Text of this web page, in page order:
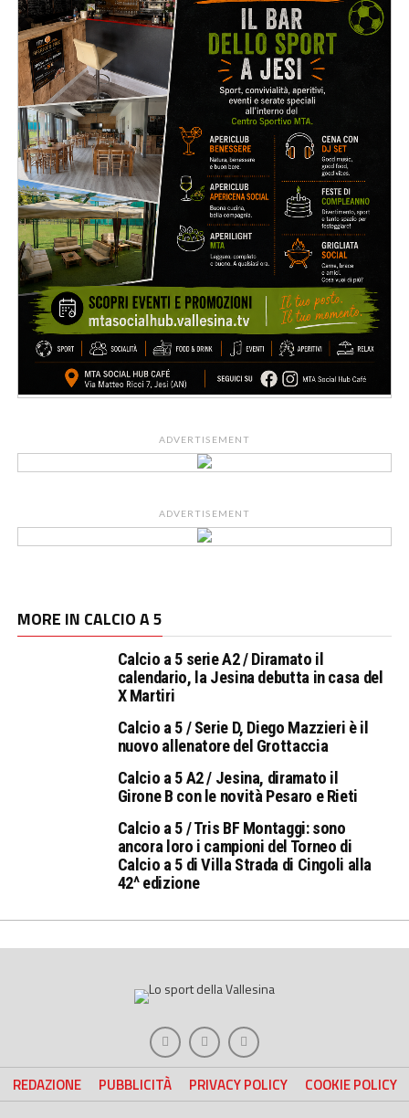
ADVERTISEMENT
ADVERTISEMENT
MORE IN CALCIO A 5
Calcio a 5 serie A2 / Diramato il
calendario, la Jesina debutta in casa del
X Martiri
Calcio a 5 / Serie D, Diego Mazzieri è il
nuovo allenatore del Grottaccia
Calcio a 5 A2 / Jesina, diramato il
Girone B con le novità Pesaro e Rieti
Calcio a 5 / Tris BF Montaggi: sono
ancora loro i campioni del Torneo di
Calcio a 5 di Villa Strada di Cingoli alla
42^ edizione
REDAZIONE PUBBLICITÀ PRIVACY POLICY COOKIE POLICY